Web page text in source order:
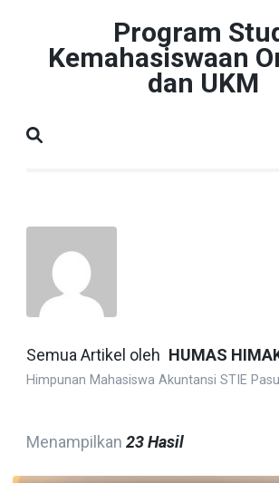
Program
Kemahasiswaan
dan UKM
Semua Artikel oleh HUMAS
Himpunan Mahasiswa Akuntansi STIE
Menampilkan 23 Hasil